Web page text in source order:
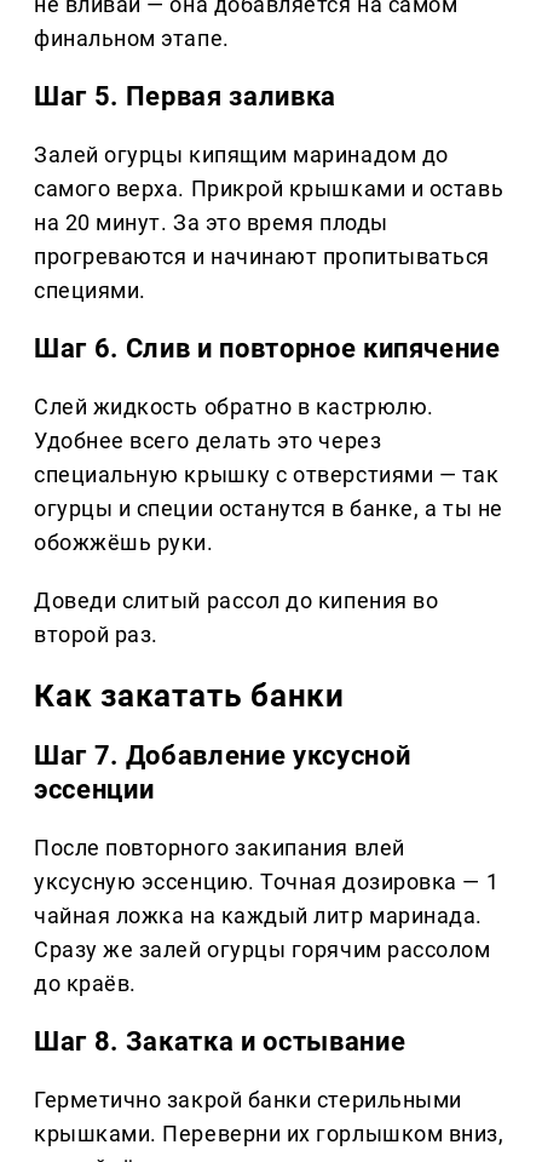
финальном этапе.
Шаг 5. Первая заливка
Залей огурцы кипящим маринадом до
самого верха. Прикрой крышками и оставь
на 20 минут. За это время плоды
прогреваются и начинают пропитываться
специями.
Шаг 6. Слив и повторное кипячение
Слей жидкость обратно в кастрюлю.
Удобнее всего делать это через
специальную крышку с отверстиями — так
огурцы и специи останутся в банке, а ты не
обожжёшь руки.
Доведи слитый рассол до кипения во
второй раз.
Как закатать банки
Шаг 7. Добавление уксусной
эссенции
После повторного закипания влей
уксусную эссенцию. Точная дозировка — 1
чайная ложка на каждый литр маринада.
Сразу же залей огурцы горячим рассолом
до краёв.
Шаг 8. Закатка и остывание
Герметично закрой банки стерильными
крышками. Переверни их горлышком вниз,